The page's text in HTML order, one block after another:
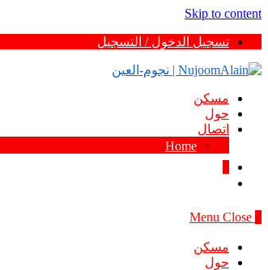
Skip to content
تسجيل الدخول / التسجيل
مسكن
حول
اتصال
Home
Menu Close
مسكن
حول